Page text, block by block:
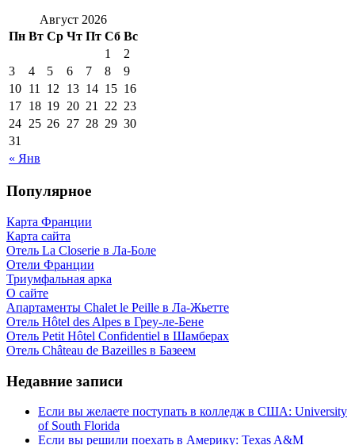
Август 2026
Пн Вт Ср Чт Пт Сб Вс
« Янв
1
2
3
4 5 6 7 8
9
10 11 12 13 14 15 16
17 18 19 20 21 22 23
24 25 26 27 28 29 30
31
Популярное
Карта Франции
Карта сайта
Отель La Closerie в Ла-Боле
Отели Франции
Триумфальная арка
О сайте
Апартаменты Chalet le Peille в Ла-Жьетте
Отель Hôtel des Alpes в Греу-ле-Бене
Отель Petit Hôtel Confidentiel в Шамберах
Отель Château de Bazeilles в Базеем
Недавние записи
Если вы желаете поступать в колледж в США: University
of South Florida
Если вы решили поехать в Америку: Texas A&M